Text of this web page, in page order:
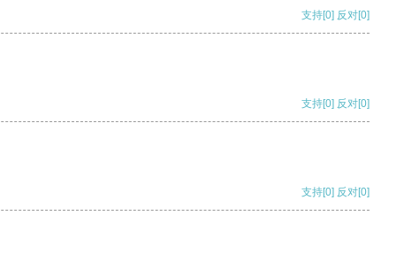
支持[0] 反对[0]
支持[0] 反对[0]
支持[0] 反对[0]